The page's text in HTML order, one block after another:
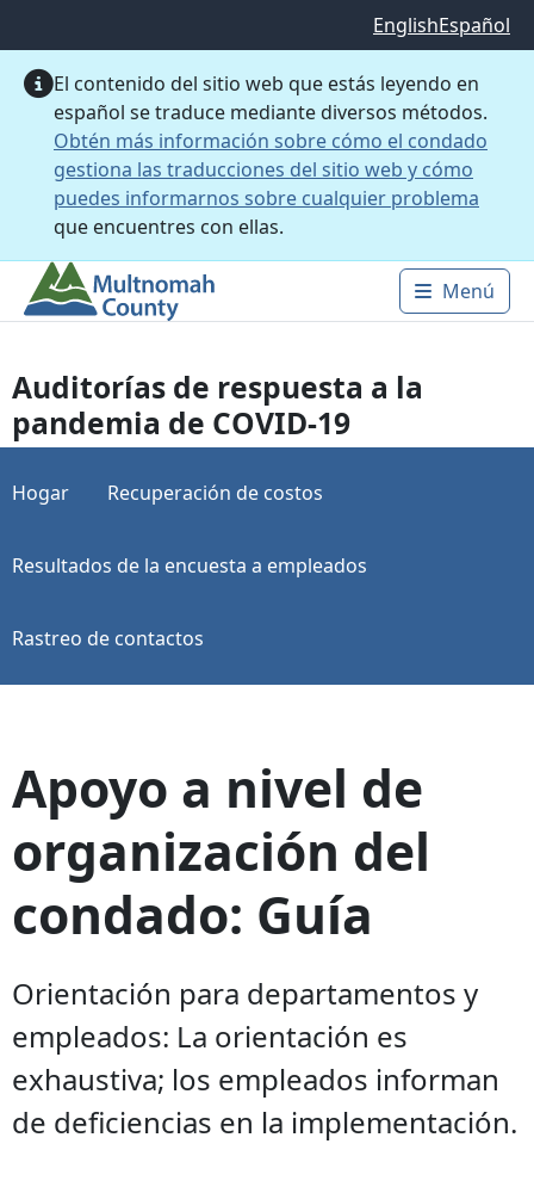
EnglishEspañol
El contenido del sitio web que estás leyendo en
español se traduce mediante diversos métodos.
Obtén más información sobre cómo el condado
gestiona las traducciones del sitio web y cómo
puedes informarnos sobre cualquier problema
que encuentres con ellas.
Main
Menú
Auditorías de respuesta a la
pandemia de COVID-19
Hogar Recuperación de costos
Resultados de la encuesta a empleados
Rastreo de contactos
Apoyo a nivel de
organización del
condado: Guía
Orientación para departamentos y
empleados: La orientación es
exhaustiva; los empleados informan
de deficiencias en la implementación.